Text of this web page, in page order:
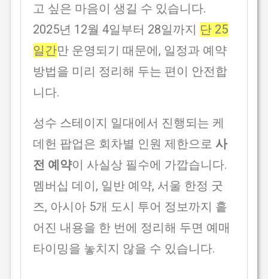
고 싶은 마음이 생길 수 있습니다.
2025년 12월 4일부터 28일까지 단 25
일간만 운영되기 때문에, 일정과 예약
방법을 미리 정리해 두는 편이 안전합
니다.
성수 스테이지 일대에서 진행되는 케
데헌 팝업은 회차별 인원 제한으로 사
전 예약이 사실상 필수에 가깝습니다.
멤버십 데이, 일반 예약, 서울 한정 굿
즈, 아시아 5개 도시 투어 정보까지 흩
어진 내용을 한 번에 정리해 두면 예매
타이밍을 놓치지 않을 수 있습니다.